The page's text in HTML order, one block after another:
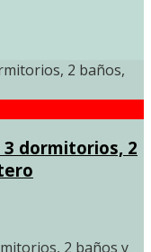
3 dormitorios, 2